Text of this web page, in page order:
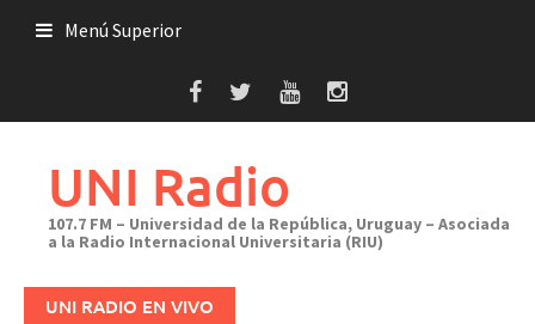
Menú Superior
UNI Radio
107.7 FM – Universidad de la República, Uruguay – Asociada
a la Radio Internacional Universitaria (RIU)
UNI RADIO EN VIVO